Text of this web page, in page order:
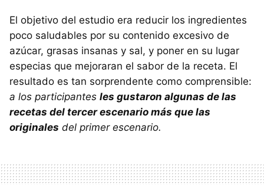
El objetivo del estudio era reducir los ingredientes
poco saludables por su contenido excesivo de
azúcar, grasas insanas y sal, y poner en su lugar
especias que mejoraran el sabor de la receta. El
resultado es tan sorprendente como comprensible:
a los participantes les gustaron algunas de las
recetas del tercer escenario más que las
originales del primer escenario.